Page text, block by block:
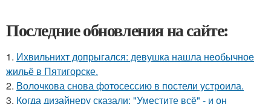
Последние обновления на сайте:
1. Ихвильнихт допрыгался: девушка нашла необычное
жильё в Пятигорске.
2. Волочкова снова фотосессию в постели устроила.
3. Когда дизайнеру сказали: "Уместите всё" - и он